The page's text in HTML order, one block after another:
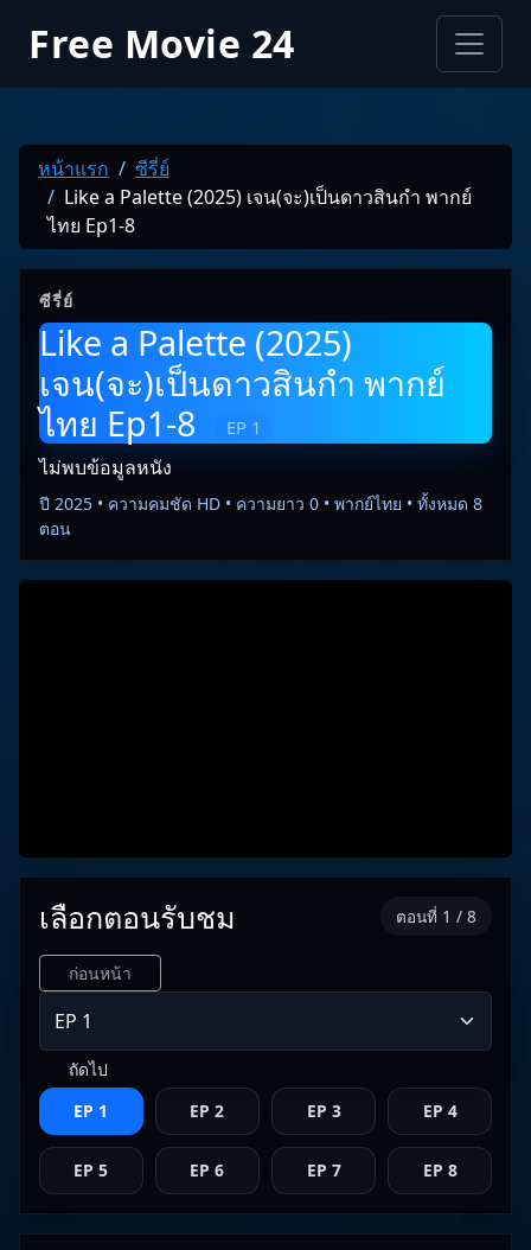
Free Movie 24
หน้าแรก
ซีรี่ย์
Like a Palette (2025) เจน(จะ)เป็นดาวสินกำ พากย์
ไทย Ep1-8
ซีรี่ย์
Like a Palette (2025)
เจน(จะ)เป็นดาวสินกำ พากย์
ไทย Ep1-8
EP 1
ไม่พบข้อมูลหนัง
ปี 2025 • ความคมชัด HD • ความยาว 0 • พากย์ไทย • ทั้งหมด 8
ตอน
เลือกตอนรับชม ตอนที่ 1 / 8
ก่อนหน้า
ถัดไป
EP 1
EP 2 EP 3 EP 4
EP 5 EP 6 EP 7 EP 8